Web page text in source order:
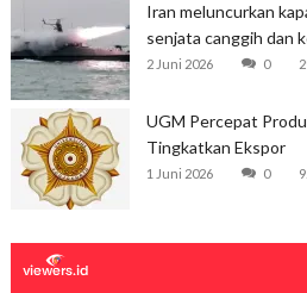
Iran meluncurkan
senjata canggih dan
2 Juni 2026 0
UGM Percepat
Tingkatkan Ekspor
1 Juni 2026 0